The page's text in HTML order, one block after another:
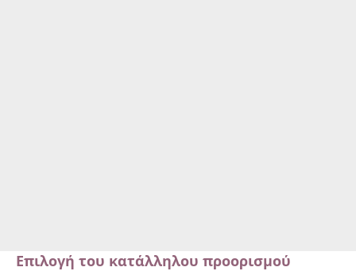
Επιλογή του κατάλληλου προορισμού